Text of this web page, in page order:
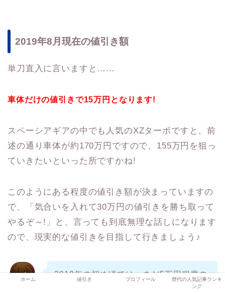
2019年8月現在の値引き額
単刀直入に言いますと……
車体だけの値引きで15万円となります!
スペーシアギアの中でも人気のXZターボですと、前
述の通り車体が約170万円ですので、155万円を狙っ
ていきたいといった所ですかね!
このようにある程度の値引き額が決まっていますの
で、「気合いを入れて30万円の値引きを勝ち取って
やるぞ～!」と、言っても到底無理な話しになります
ので、現実的な値引きを目指して行きましょう♪
2019年の初め頃では、まだ5万円程度の
値引きでしたので、ここ半年でかなりの
ホーム 値引き プロフィール
歴代の人気記事ランキ
ング